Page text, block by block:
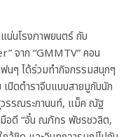
น่นโรงภาพยนตร์ กับ
จาก “GMMTV” คอน
นๆ ได้ร่วมทำกิจกรรมสนุกๆ
ปิดตำราจีบแบบสายมูกับนัก
รรณระกานนท์, แม็ค ณัฐ
อดี “อั๋น ณภัทร พัชรชวลิต,